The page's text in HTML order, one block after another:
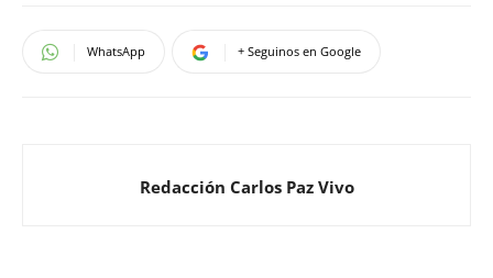
WhatsApp + Seguinos en Google
Redacción Carlos Paz Vivo